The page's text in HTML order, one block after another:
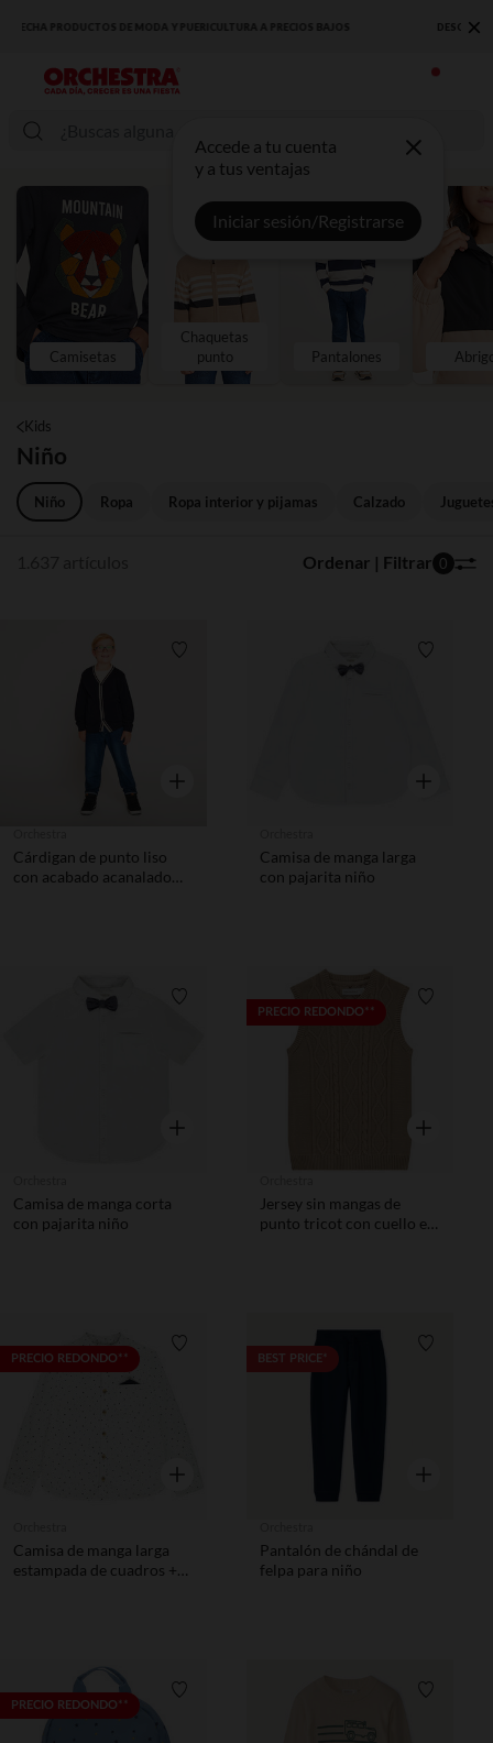
DESCUBRE LA NUEVA COLECCIÓN QUE TE ENCANTARÁ ☀️ ×
Accede a tu cuenta
y a tus ventajas
Iniciar sesión/Registrarse
Camisetas
Chaquetas
punto
Pantalones
Kids
Niño
Niño Ropa Ropa interior y pijamas Calzado
Ordenar | Filtrar 0
Vista rápida
Cárdigan de punto liso
con acabado acanalado
Vista rápida
Camisa de manga larga
con pajarita niño
Lista de requisitos
Vista rápida
Camisa de manga corta
con pajarita niño
PRECIO REDONDO**
Vista rápida
Jersey sin mangas de
punto tricot con cuello en
PRECIO REDONDO** Lista de requisitos
Vista rápida
Camisa de manga larga
estampada de cuadros +
BEST PRICE*
Vista rápida
Pantalón de chándal de
felpa para niño
PRECIO REDONDO**